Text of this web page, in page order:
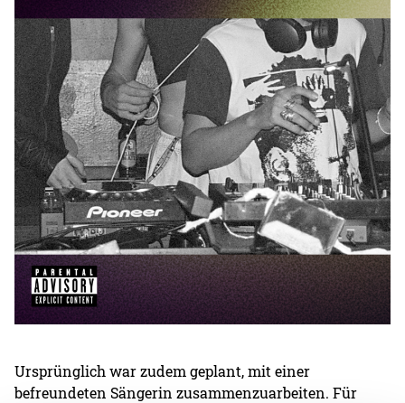
Ursprünglich war zudem geplant, mit einer
befreundeten Sängerin zusammenzuarbeiten. Für